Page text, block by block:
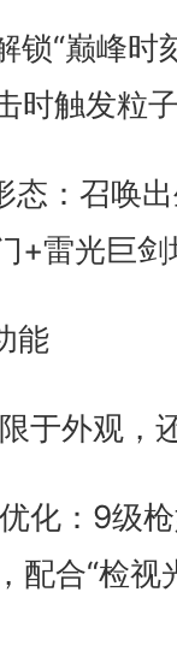
锁“巅峰时
时触发粒
态：召唤
+雷光巨
能
于外观，
化：9级
配合“检视